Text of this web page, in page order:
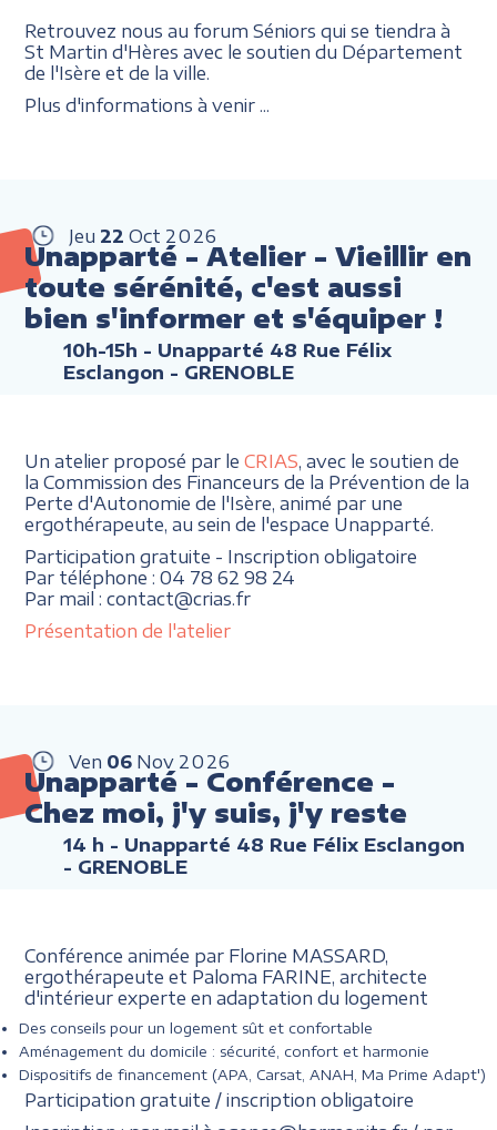
Retrouvez nous au forum Séniors qui se tiendra à
St Martin d'Hères avec le soutien du Département
de l'Isère et de la ville.
Plus d'informations à venir ...
Jeu 22 Oct 2026
Unapparté - Atelier - Vieillir en
toute sérénité, c'est aussi
bien s'informer et s'équiper !
10h-15h - Unapparté 48 Rue Félix
Esclangon - GRENOBLE
Un atelier proposé par leCRIAS , avec le soutien de
la Commission des Financeurs de la Prévention de la
Perte d'Autonomie de l'Isère, animé par une
ergothérapeute, au sein de l'espace Unapparté.
Participation gratuite - Inscription obligatoire
Par téléphone : 04 78 62 98 24
Par mail : contact@crias.fr
Présentation de l'atelier
Ven 06 Nov 2026
Unapparté - Conférence -
Chez moi, j'y suis, j'y reste
14 h - Unapparté 48 Rue Félix Esclangon
- GRENOBLE
Conférence animée par Florine MASSARD,
ergothérapeute et Paloma FARINE, architecte
d'intérieur experte en adaptation du logement
Des conseils pour un logement sût et confortable
Aménagement du domicile : sécurité, confort et harmonie
Dispositifs de financement (APA, Carsat, ANAH, Ma Prime Adapt')
Participation gratuite / inscription obligatoire